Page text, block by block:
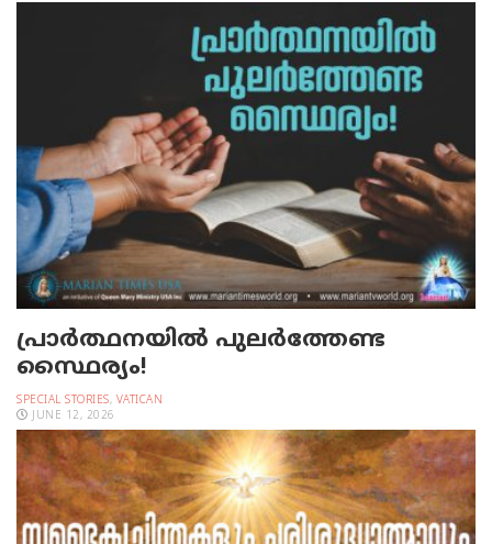
പ്രാര്‍ത്ഥനയില്‍ പുലര്‍ത്തേണ്ട
സ്ഥൈര്യം!
SPECIAL STORIES, VATICAN
JUNE 12, 2026